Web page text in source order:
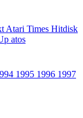
Atari Times Hitdisk
atos
1995 1996 1997